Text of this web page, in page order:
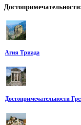
Агия Триада
Достопримечательности